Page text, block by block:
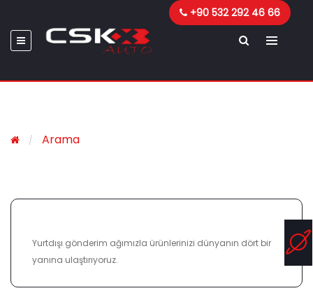
+90 532 292 46 66
Arama
Yurtdışı gönderim ağımızla ürünlerinizi dünyanın dört bir
yanına ulaştırıyoruz.